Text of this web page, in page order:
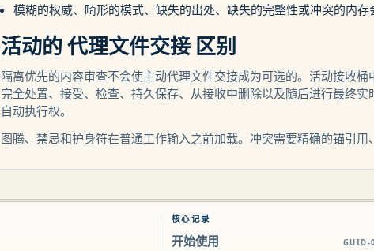
模糊的权威、畸形的模式、缺失的出处、缺失的完整性或冲突的内存
活动的 代理文件交接 区别
隔离优先的内容审查不会使主动代理文件交接成为可选的。活动接收
完全处置、接受、检查、持久保存、从接收中删除以及随后进行最终
自动执行权。
图腾、禁忌和护身符在普通工作输入之前加载。冲突需要精确的锚引用
核心记录
开始使用 GUID-